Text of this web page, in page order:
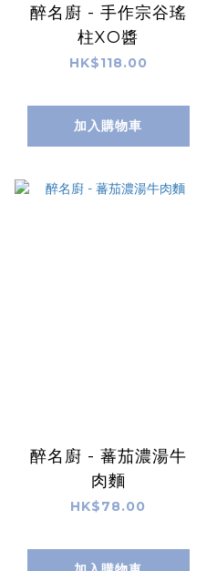
醉名廚 - 手作宗谷瑤
柱XO醬
HK$118.00
加入購物車
醉名廚 - 蕃茄濃湯牛
肉麵
HK$78.00